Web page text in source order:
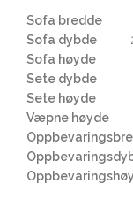
Sofa bredde
Sofa dybde
Sofa høyde
Sete dybde
Sete høyde
Væpne høyde